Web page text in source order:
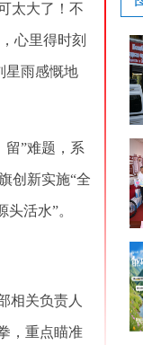
太大了！不
心里得时刻
星雨感慨地
”难题，系
创新实施“全
活水”。
相关负责人
，重点瞄准